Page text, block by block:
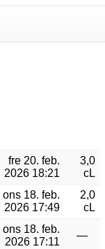
fre 20. feb.
2026 18:21
3,0
cL
ons 18. feb.
2026 17:49
2,0
cL
ons 18. feb.
2026 17:11
—